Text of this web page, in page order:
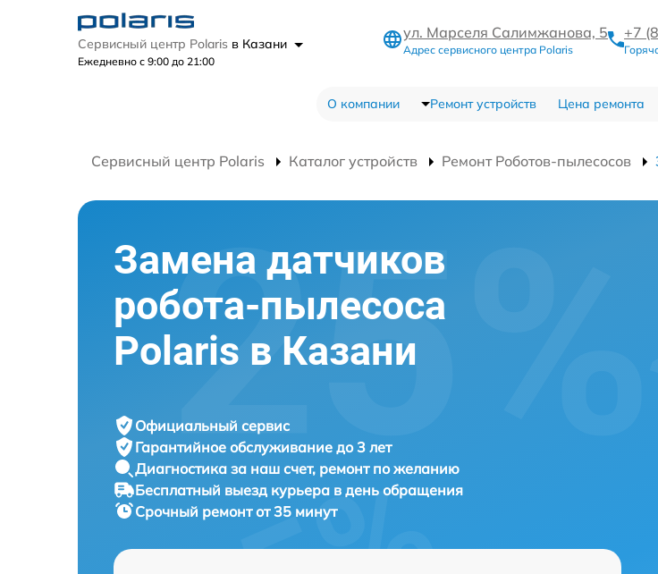
Сервисный центр Polaris в Казани
Ежедневно с 9:00 до 21:00
ул. Марселя Салимжанова, 5
Адрес сервисного центра Polaris
+7
О компании Ремонт устройств Цена ремонта
Сервисный центр Polaris Каталог устройств Ремонт Роботов-пылесосов
Замена датчиков
робота-пылесоса
Polaris в Казани
Официальный сервис
Гарантийное обслуживание до 3 лет
Диагностика за наш счет, ремонт по желанию
Бесплатный выезд курьера в день обращения
Срочный ремонтот 35 минут